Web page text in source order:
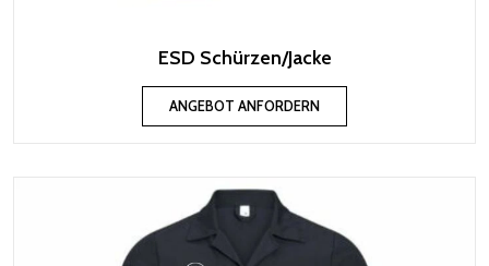
ESD Schürzen/Jacke
ANGEBOT ANFORDERN